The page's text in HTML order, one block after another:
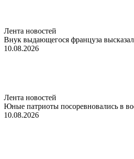
Лента новостей
Внук выдающегося француза
10.08.2026
Лента новостей
Юные патриоты посоревновались в
10.08.2026